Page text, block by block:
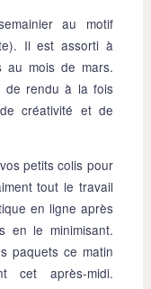
au motif
Il est assorti à
au mois de mars.
de rendu à la fois
créativité et de
petits colis pour
tout le travail
en ligne après
en le minimisant.
paquets ce matin
cet après-midi.